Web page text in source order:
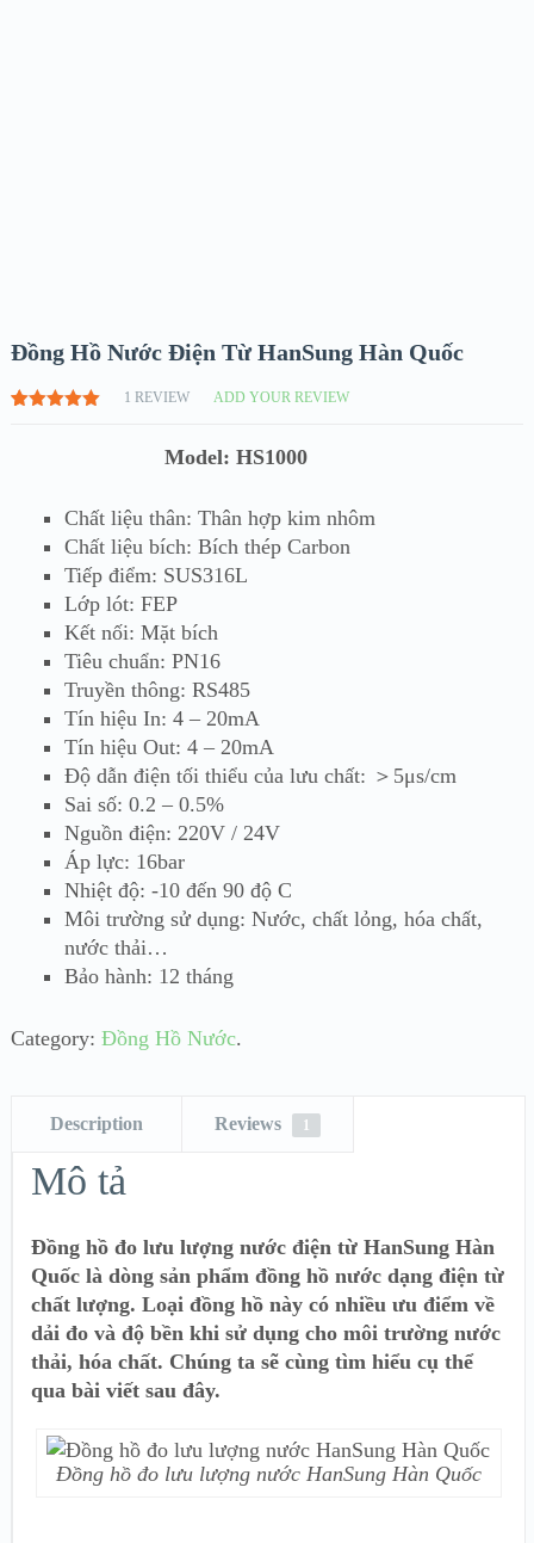
Đồng Hồ Nước Điện Từ HanSung Hàn Quốc
1 REVIEW ADD YOUR REVIEW
Model: HS1000
Chất liệu thân: Thân hợp kim nhôm
Chất liệu bích: Bích thép Carbon
Tiếp điểm: SUS316L
Lớp lót: FEP
Kết nối: Mặt bích
Tiêu chuẩn: PN16
Truyền thông: RS485
Tín hiệu In: 4 – 20mA
Tín hiệu Out: 4 – 20mA
Độ dẫn điện tối thiểu của lưu chất: ＞5μs/cm
Sai số: 0.2 – 0.5%
Nguồn điện: 220V / 24V
Áp lực: 16bar
Nhiệt độ: -10 đến 90 độ C
Môi trường sử dụng: Nước, chất lỏng, hóa chất,
nước thải…
Bảo hành: 12 tháng
Category: Đồng Hồ Nước.
Description Reviews 1
Mô tả
Đồng hồ đo lưu lượng nước điện từ HanSung Hàn
Quốc là dòng sản phẩm đồng hồ nước dạng điện từ
chất lượng. Loại đồng hồ này có nhiều ưu điểm về
dải đo và độ bền khi sử dụng cho môi trường nước
thải, hóa chất. Chúng ta sẽ cùng tìm hiểu cụ thể
qua bài viết sau đây.
Đồng hồ đo lưu lượng nước HanSung Hàn Quốc